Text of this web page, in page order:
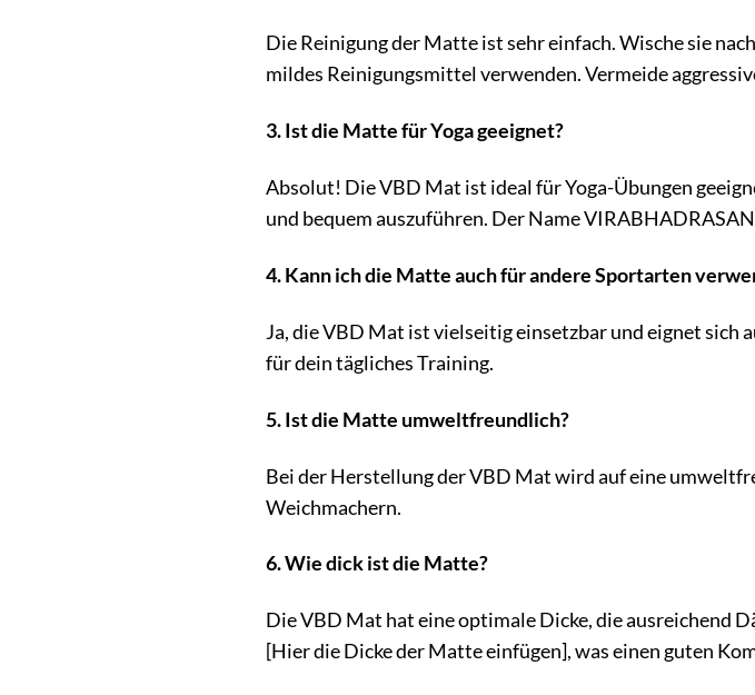
Die Reinigung der Matte ist sehr einfach. Wische sie
mildes Reinigungsmittel verwenden. Vermeide
3. Ist die Matte für Yoga geeignet?
Absolut! Die VBD Mat ist ideal für Yoga-Übungen
und bequem auszuführen. Der Name
4. Kann ich die Matte auch für andere Sportarten
Ja, die VBD Mat ist vielseitig einsetzbar und eignet
für dein tägliches Training.
5. Ist die Matte umweltfreundlich?
Bei der Herstellung der VBD Mat wird auf eine
Weichmachern.
6. Wie dick ist die Matte?
Die VBD Mat hat eine optimale Dicke, die ausreichend
[Hier die Dicke der Matte einfügen], was einen guten